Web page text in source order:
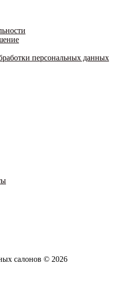
персональных данных
салонов © 2026